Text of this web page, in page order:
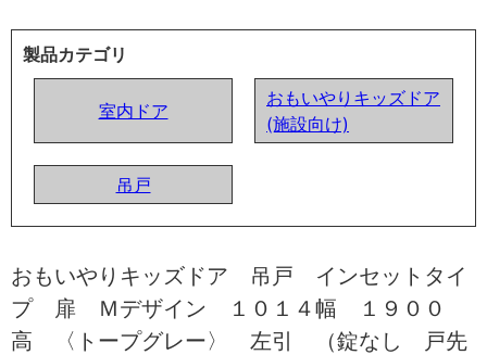
製品カテゴリ
室内ドア
おもいやりキッズドア
(施設向け)
吊戸
おもいやりキッズドア 吊戸 インセットタイ
プ 扉 Ｍデザイン １０１４幅 １９００
高 〈トープグレー〉 左引 （錠なし 戸先